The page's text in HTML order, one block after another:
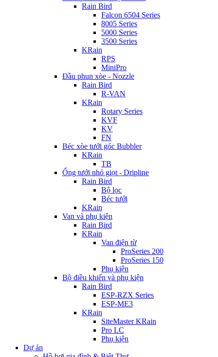
Rain Bird
Falcon 6504 Series
8005 Series
5000 Series
3500 Series
KRain
RPS
MiniPro
Đầu phun xòe - Nozzle
Rain Bird
R-VAN
KRain
Rotary Series
KVF
KV
FN
Béc xòe tưới góc Bubbler
KRain
TB
Ống tưới nhỏ giọt - Dripline
Rain Bird
Bộ lọc
Béc tưới
KRain
Van và phụ kiện
Rain Bird
KRain
Van điện từ
ProSeries 200
ProSeries 150
Phụ kiện
Bộ điều khiển và phụ kiện
Rain Bird
ESP-RZX Series
ESP-ME3
KRain
SiteMaster KRain
Pro LC
Phụ kiện
Dự án